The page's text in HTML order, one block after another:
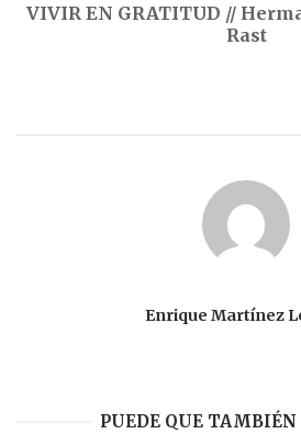
VIVIR EN GRATITUD //
Rast
Enrique Martínez
PUEDE QUE